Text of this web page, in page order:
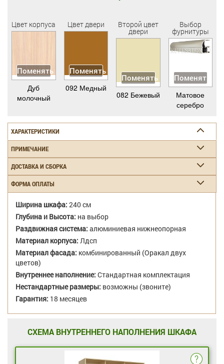
Цвет корпуса
Поменять
Дуб
молочный
Цвет двери
Поменять
092 Медный
Второй цвет
двери
Поменять
082 Бежевый
Выбор
фурнитуры
Поменять
Матовое
серебро
ХАРАКТЕРИСТИКИ
ПРИМЕЧАНИЕ
ДОСТАВКА И СБОРКА
ФОРМА ОПЛАТЫ
Ширина шкафа: 240 см
Глубина и Высота: на выбор
Раздвижная система: алюминиевая нижнеопорная
Материал корпуса: Лдсп
Материал фасада: комбинированный (Оракал двух
цветов)
Внутреннее наполнение: Стандартная комплектация
Нестандартные размеры: возможны (звоните)
Гарантия: 18 месяцев
СХЕМА ВНУТРЕННЕГО НАПОЛНЕНИЯ ШКАФА